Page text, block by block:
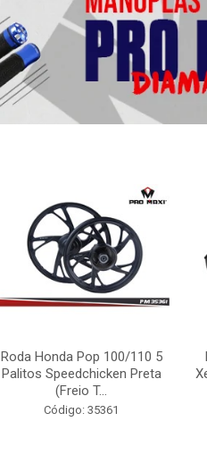
Roda Honda Pop 100/110 5
Palitos Speedchicken Preta
(Freio T...
Código: 35361